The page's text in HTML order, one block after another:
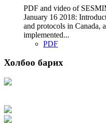
PDF and video of
January 16 2018:
and protocols in Canada,
implemented...
PDF
Холбоо барих